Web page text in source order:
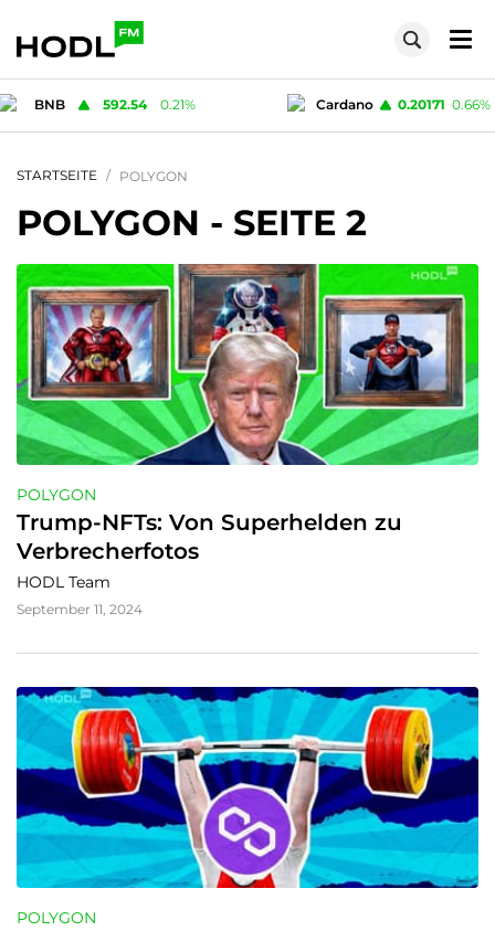
Cardano 0.66% Solana
STARTSEITE POLYGON
POLYGON - SEITE 2
POLYGON
Trump-NFTs: Von Superhelden zu
Verbrecherfotos
HODL Team
September 11, 2024
POLYGON